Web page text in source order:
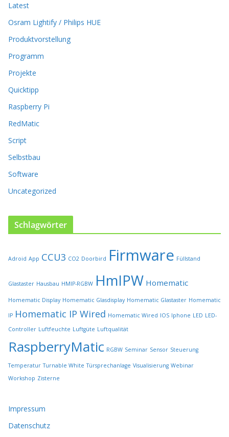
f
d
e
r
r
o
u
k
s
e
i
t
g
e
l
d
e
Latest
Osram Lightify / Philips HUE
Produktvorstellung
Programm
Projekte
Quicktipp
Raspberry Pi
RedMatic
Script
Selbstbau
Software
Uncategorized
Schlagwörter
Adroid App CCU3 CO2 Doorbird Firmware Füllstand
Glastaster Hausbau HMIP-RGBW HmIPW Homematic
Homematic Display Homematic Glasdisplay Homematic Glastaster Homematic
IP Homematic IP Wired Homematic Wired IOS Iphone LED LED-
Controller Luftfeuchte Luftgüte Luftqualität
RaspberryMatic RGBW Seminar Sensor Steuerung
Temperatur Turnable White Türsprechanlage Visualisierung Webinar
Workshop Zisterne
Impressum
Datenschutz